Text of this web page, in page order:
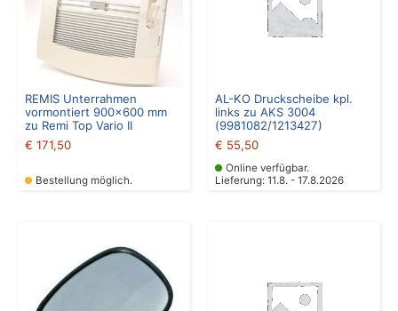
REMIS Unterrahmen
vormontiert 900×600 mm
zu Remi Top Vario II
€ 171,50
Bestellung möglich.
AL-KO Druckscheibe kpl.
links zu AKS 3004
(9981082/1213427)
€ 55,50
Online verfügbar.
Lieferung: 11.8. - 17.8.2026